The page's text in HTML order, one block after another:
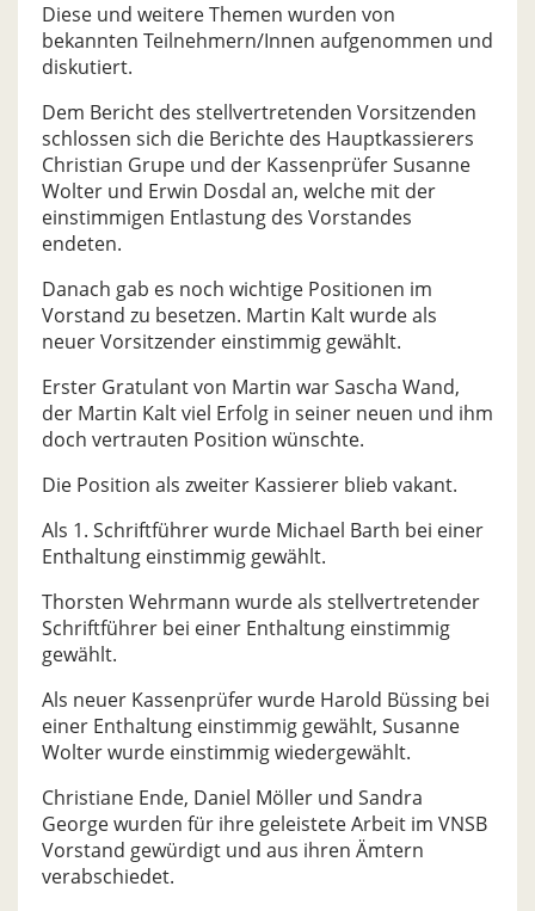
Diese und weitere Themen wurden von
bekannten Teilnehmern/Innen aufgenommen und
diskutiert.
Dem Bericht des stellvertretenden Vorsitzenden
schlossen sich die Berichte des Hauptkassierers
Christian Grupe und der Kassenprüfer Susanne
Wolter und Erwin Dosdal an, welche mit der
einstimmigen Entlastung des Vorstandes
endeten.
Danach gab es noch wichtige Positionen im
Vorstand zu besetzen. Martin Kalt wurde als
neuer Vorsitzender einstimmig gewählt.
Erster Gratulant von Martin war Sascha Wand,
der Martin Kalt viel Erfolg in seiner neuen und ihm
doch vertrauten Position wünschte.
Die Position als zweiter Kassierer blieb vakant.
Als 1. Schriftführer wurde Michael Barth bei einer
Enthaltung einstimmig gewählt.
Thorsten Wehrmann wurde als stellvertretender
Schriftführer bei einer Enthaltung einstimmig
gewählt.
Als neuer Kassenprüfer wurde Harold Büssing bei
einer Enthaltung einstimmig gewählt, Susanne
Wolter wurde einstimmig wiedergewählt.
Christiane Ende, Daniel Möller und Sandra
George wurden für ihre geleistete Arbeit im VNSB
Vorstand gewürdigt und aus ihren Ämtern
verabschiedet.